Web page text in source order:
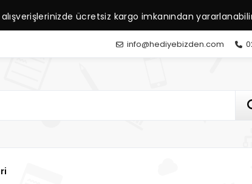
alışverişlerinizde ücretsiz kargo imkanından
info@hediyebizden.com